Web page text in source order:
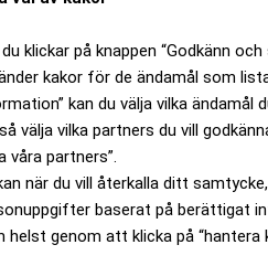
klickar på knappen “Godkänn
kakor för de ändamål som
kan du välja vilka ändamål
välja vilka partners du vill
våra partners”.
när du vill återkalla ditt
baserat på berättigat
helst genom att klicka på “hantera
och dollar. Det ger
om svag efterfrågan på
pekades ut som tänkbar köpare.
till sjukhus, och har
av Getinges franska
ANNONS